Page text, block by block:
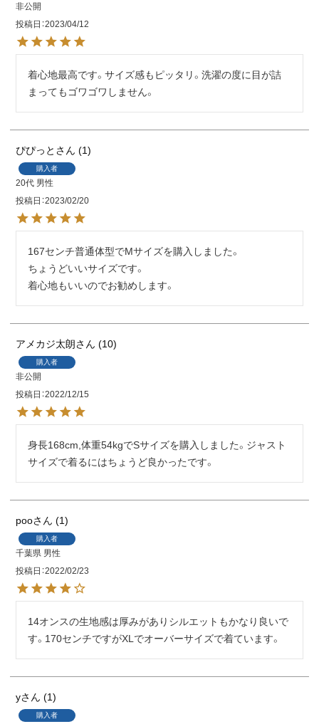
非公開
投稿日 2023/04/12
着心地最高です。サイズ感もピッタリ。洗濯の度に目が詰
まってもゴワゴワしません。
ぴぴっと 1
購入者
20代 男性
投稿日 2023/02/20
167センチ普通体型でMサイズを購入しました。
ちょうどいいサイズです。
着心地もいいのでお勧めします。
アメカジ太朗 10
購入者
非公開
投稿日 2022/12/15
身長168cm,体重54kgでSサイズを購入しました。ジャスト
サイズで着るにはちょうど良かったです。
poo 1
購入者
千葉県 男性
投稿日 2022/02/23
14オンスの生地感は厚みがありシルエットもかなり良いで
す。170センチですがXLでオーバーサイズで着ています。
y 1
購入者